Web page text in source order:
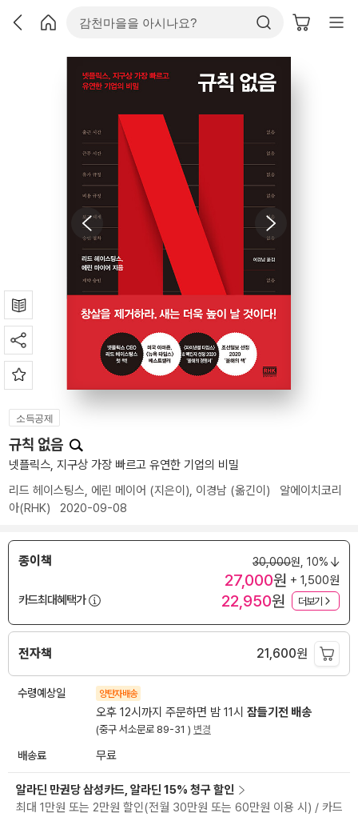
소득공제
규칙 없음
넷플릭스, 지구상 가장 빠르고 유연한 기업의 비밀
리드 헤이스팅스, 에린 메이어 (지은이), 이경남 (옮긴이) 알에이치코리
아(RHK) 2020-09-08
종이책 30,000원, 10%
27,000원 + 1,500원
카드최대혜택가
22,950원 더보기
전자책 21,600원
수령예상일 양탄자배송
오후 12시까지 주문하면 밤 11시 잠들기전 배송
(중구 서소문로 89-31 ) 변경
배송료 무료
알라딘 만권당 삼성카드, 알라딘 15% 청구 할인
최대 1만원 또는 2만원 할인(전월 30만원 또는 60만원 이용 시) / 카드